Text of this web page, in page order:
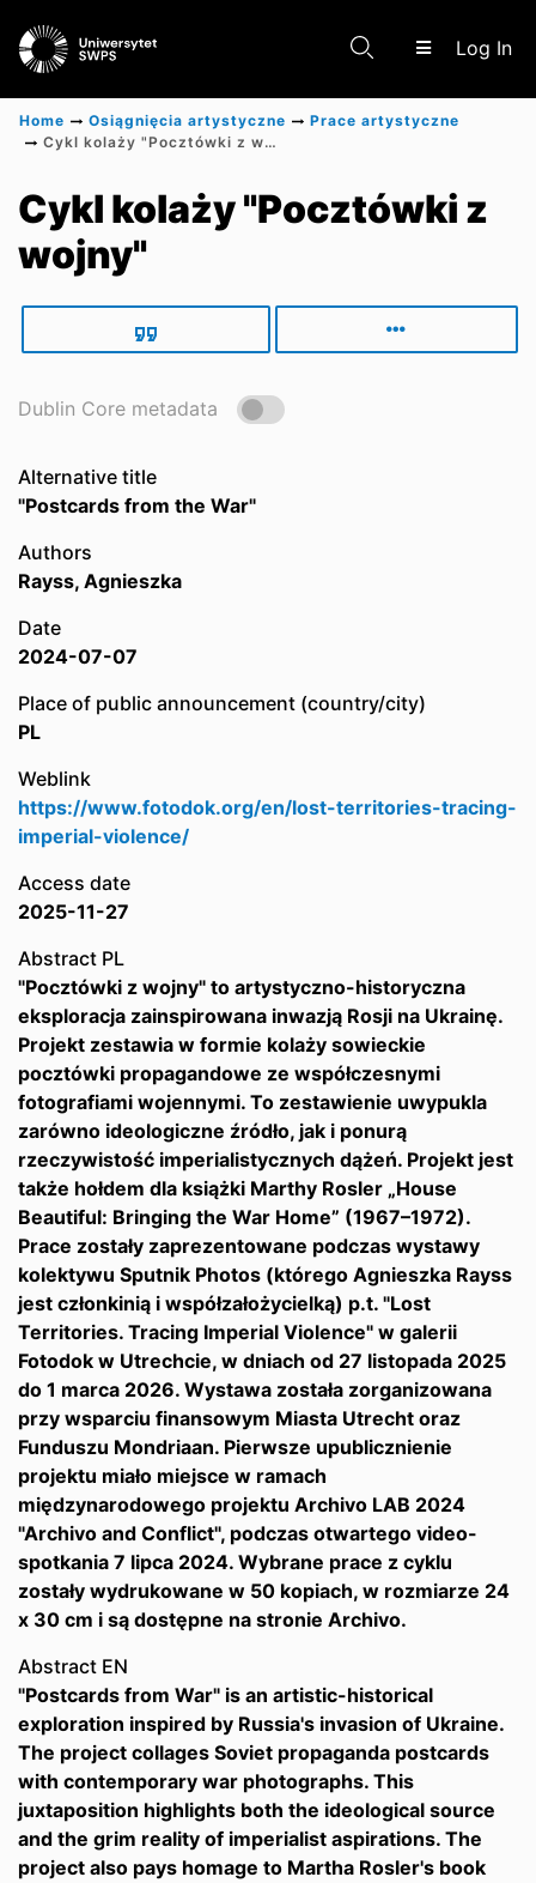
Log In
Scientific research results
Home Osiągnięcia artystyczne
Prace artystyczne
Cykl kolaży "Pocztówki z wojny"
Cykl kolaży "Pocztówki z
wojny"
Dublin Core metadata
Alternative title
"Postcards from the War"
Authors
Rayss, Agnieszka
Date
2024-07-07
Place of public announcement (country/city)
PL
Weblink
https://www.fotodok.org/en/lost-territories-tracing-
imperial-violence/
Access date
2025-11-27
Abstract PL
"Pocztówki z wojny" to artystyczno-historyczna
eksploracja zainspirowana inwazją Rosji na Ukrainę.
Projekt zestawia w formie kolaży sowieckie
pocztówki propagandowe ze współczesnymi
fotografiami wojennymi. To zestawienie uwypukla
zarówno ideologiczne źródło, jak i ponurą
rzeczywistość imperialistycznych dążeń. Projekt jest
także hołdem dla książki Marthy Rosler „House
Beautiful: Bringing the War Home” (1967–1972).
Prace zostały zaprezentowane podczas wystawy
kolektywu Sputnik Photos (którego Agnieszka Rayss
jest członkinią i współzałożycielką) p.t. "Lost
Territories. Tracing Imperial Violence" w galerii
Fotodok w Utrechcie, w dniach od 27 listopada 2025
do 1 marca 2026. Wystawa została zorganizowana
przy wsparciu finansowym Miasta Utrecht oraz
Funduszu Mondriaan. Pierwsze upublicznienie
projektu miało miejsce w ramach
międzynarodowego projektu Archivo LAB 2024
"Archivo and Conflict", podczas otwartego video-
spotkania 7 lipca 2024. Wybrane prace z cyklu
zostały wydrukowane w 50 kopiach, w rozmiarze 24
x 30 cm i są dostępne na stronie Archivo.
Abstract EN
"Postcards from War" is an artistic-historical
exploration inspired by Russia's invasion of Ukraine.
The project collages Soviet propaganda postcards
with contemporary war photographs. This
juxtaposition highlights both the ideological source
and the grim reality of imperialist aspirations. The
project also pays homage to Martha Rosler's book